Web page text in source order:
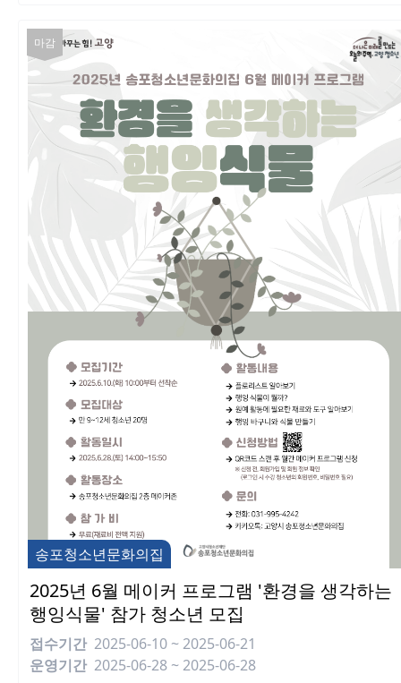
송포청소년문화의집
2025년 6월 메이커 프로그램 '환경을 생각하는
행잉식물' 참가 청소년 모집
접수기간 2025-06-10 ~ 2025-06-21
운영기간 2025-06-28 ~ 2025-06-28
마감